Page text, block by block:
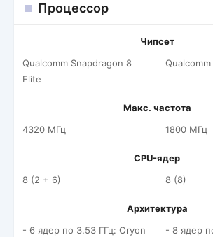
Процессор
Чипсет
Qualcomm Snapdragon 8
Elite
Макс. частота
4320 МГц
1800 МГц
CPU-ядер
8 (2 + 6)
8 (8)
Архитектура
- 6 ядер по 3.53 ГГц: Oryon
- 8 ядер